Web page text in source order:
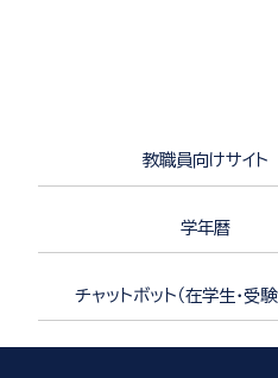
教職員向けサイト
学年暦
チャットボット（在学生・受